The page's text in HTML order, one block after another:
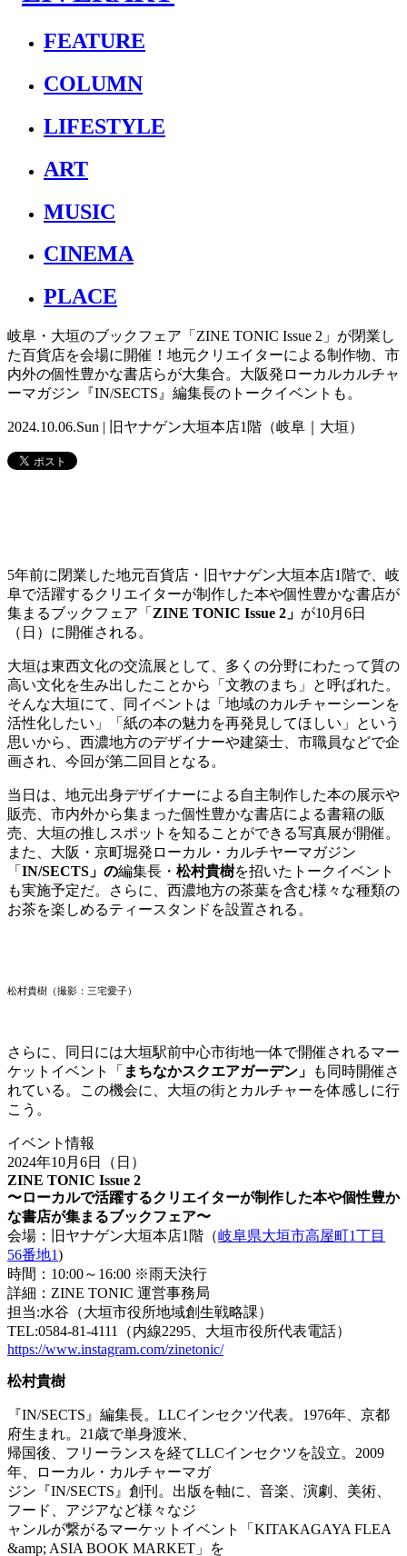
FEATURE
COLUMN
LIFESTYLE
ART
MUSIC
CINEMA
PLACE
岐阜・大垣のブックフェア「ZINE TONIC Issue 2」が閉業し
た百貨店を会場に開催！地元クリエイターによる制作物、市
内外の個性豊かな書店らが大集合。大阪発ローカルカルチャ
ーマガジン『IN/SECTS』編集長のトークイベントも。
2024.10.06.Sun | 旧ヤナゲン大垣本店1階（岐阜｜大垣）
5年前に閉業した地元百貨店・旧ヤナゲン大垣本店1階で、岐
阜で活躍するクリエイターが制作した本や個性豊かな書店が
集まるブックフェア「 ZINE TONIC Issue 2」 が10月6日
（日）に開催される。
大垣は東西文化の交流展として、多くの分野にわたって質の
高い文化を生み出したことから「文教のまち」と呼ばれた。
そんな大垣にて、同イベントは「地域のカルチャーシーンを
活性化したい」「紙の本の魅力を再発見してほしい」という
思いから、西濃地方のデザイナーや建築士、市職員などで企
画され、今回が第二回目となる。
当日は、地元出身デザイナーによる自主制作した本の展示や
販売、市内外から集まった個性豊かな書店による書籍の販
売、大垣の推しスポットを知ることができる写真展が開催。
また、大阪・ 京町堀発ローカル・カルチヤーマガジン
「 IN/SECTS」の編集長・ 松村貴樹を招いたトークイベント
も実施予定だ。さらに、⻄濃地方の茶葉を含む様々な種類の
お茶を楽しめるティースタンドを設置される。
松村貴樹（撮影：三宅愛子）
さらに、同日には大垣駅前中心市街地一体で開催されるマー
ケットイベント「 まちなかスクエアガーデン」
も同時開催さ
れている。この機会に、大垣の街とカルチャーを体感しに行
こう。
イベント情報
2024年10月6日（日）
ZINE TONIC Issue 2
〜ローカルで活躍するクリエイターが制作した本や個性豊か
な書店が集まるブックフェア〜
会場：旧ヤナゲン大垣本店1階（岐阜県大垣市高屋町1丁目
56番地1)
時間：10:00～16:00 ※雨天決行
詳細：ZINE TONIC 運営事務局
担当:水谷（大垣市役所地域創生戦略課）
TEL:0584-81-4111（内線2295、大垣市役所代表電話）
https://www.instagram.com/zinetonic/
松村貴樹
『IN/SECTS』編集長。LLCインセクツ代表。1976年、京都
府生まれ。21歳で単身渡米、
帰国後、フリーランスを経てLLCインセクツを設立。2009
年、ローカル・カルチャーマガ
ジン『IN/SECTS』創刊。出版を軸に、音楽、演劇、美術、
フード、アジアなど様々なジ
ャンルが繋がるマーケットイベント「KITAKAGAYA FLEA
&amp; ASIA BOOK MARKET」を